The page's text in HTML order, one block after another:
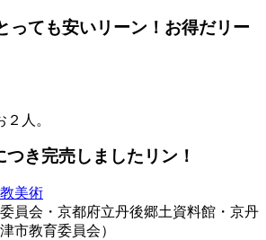
っても安いリーン！お得だリー
人。
つき完売しましたリン！
美術
員会・京都府立丹後郷土資料館・京丹
市教育委員会）